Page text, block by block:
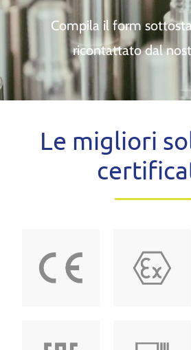
Compila il form
ricontattato dal
Le migliori